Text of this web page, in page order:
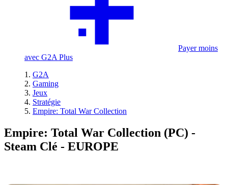
Payer moins
avec G2A Plus
G2A
Gaming
Jeux
Stratégie
Empire: Total War Collection
Empire: Total War Collection (PC) -
Steam Clé - EUROPE